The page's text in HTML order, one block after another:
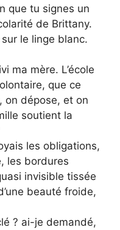
que tu signes un
de Brittany.
le linge blanc.
ma mère. L’école
que ce
on dépose, et on
soutient la
les obligations,
les bordures
invisible tissée
beauté froide,
? ai-je demandé,